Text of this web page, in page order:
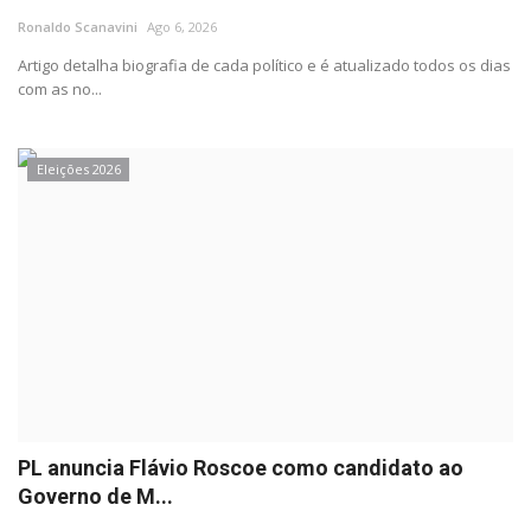
Ronaldo Scanavini Ago 6, 2026
Artigo detalha biografia de cada político e é atualizado todos os dias
com as no...
Eleições 2026
PL anuncia Flávio Roscoe como candidato ao
Governo de M...